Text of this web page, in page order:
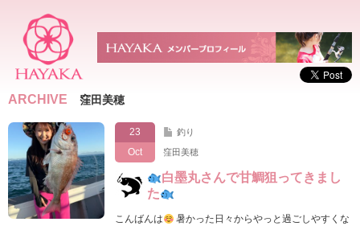
ARCHIVE 窪田美穂
23
Oct
釣り
窪田美穂
白墨丸さんで甘鯛狙ってきまし
た
こんばんは
暑かった日々からやっと過ごしやすくな